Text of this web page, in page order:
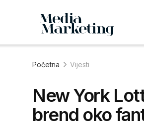
Početna Vijesti
New York
brend oko